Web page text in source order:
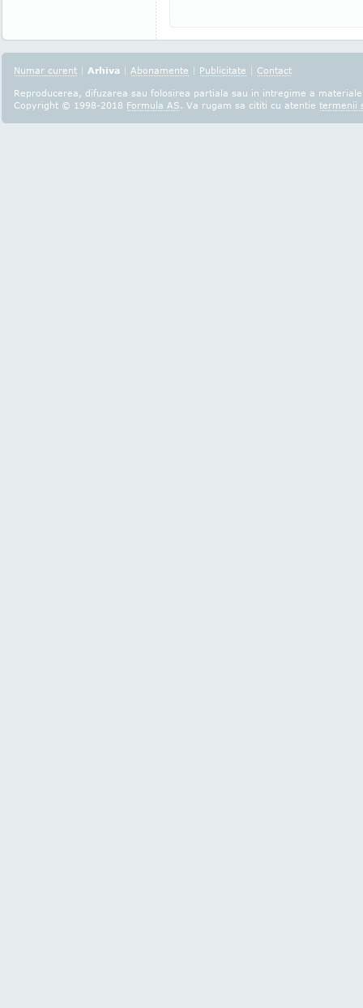
Numar curent | Arhiva | Abonamente | Publicitate | Contact
Reproducerea, difuzarea sau folosirea partiala sau in intregime a
Copyright © 1998-2018 Formula AS. Va rugam sa cititi cu atentie termenii